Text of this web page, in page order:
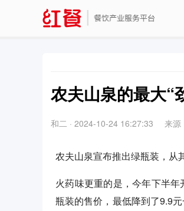
农夫山泉的最大“
和二 · 2024-10-24 16:27:33 来源
农夫山泉宣布推出绿瓶装，从
火药味更重的是，今年下半
瓶装的售价，最低降到了9.9